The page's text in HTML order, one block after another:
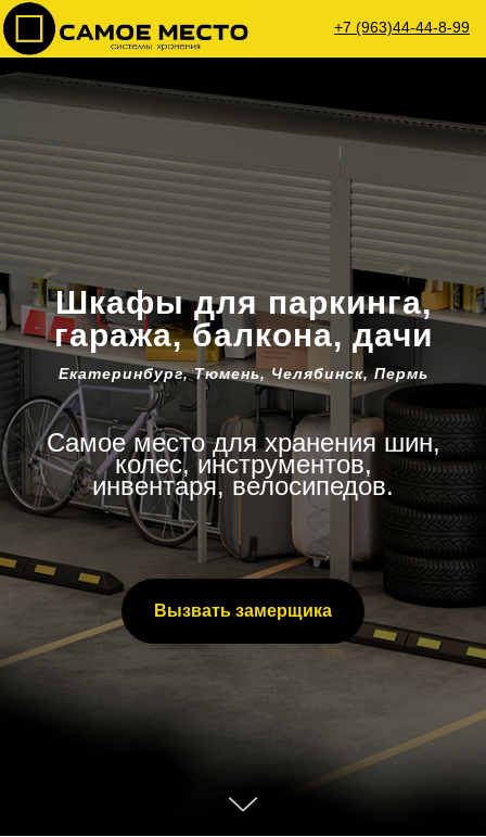
Шкафы для паркинга,
гаража, балкона, дачи
Екатеринбург, Тюмень, Челябинск, Пермь
Самое место для хранения шин,
колес, инструментов,
инвентаря, велосипедов.
Вызвать замерщика